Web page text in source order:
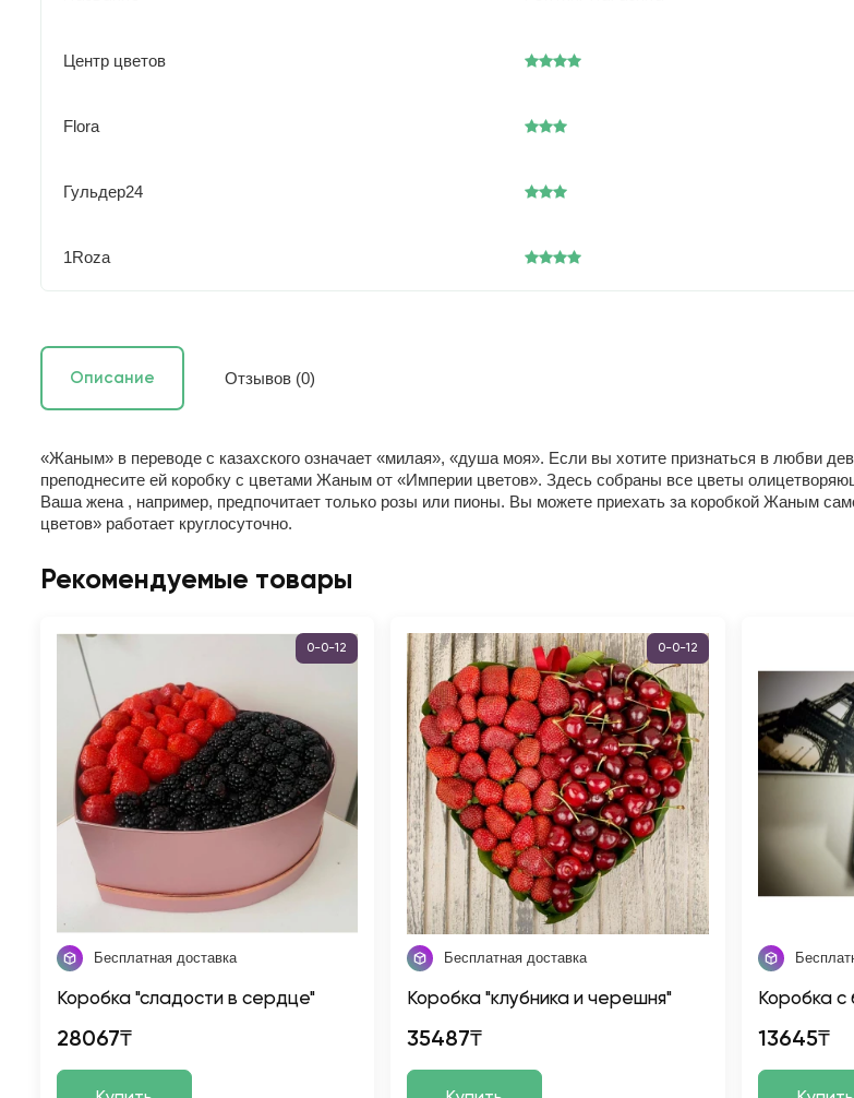
Центр цветов
Flora
Гульдер24
1Roza
Описание Отзывов (0)
«Жаным» в переводе с казахского означает «милая», «душа моя». Если вы хотите признаться в любви
преподнесите ей коробку с цветами Жаным от «Империи цветов». Здесь собраны все цветы
Ваша жена , например, предпочитает только розы или пионы. Вы можете приехать за коробкой Жаным
цветов» работает круглосуточно.
Рекомендуемые товары
0-0-12
Бесплатная доставка
Коробка "сладости в сердце"
28067₸
0-0-12
Бесплатная доставка
Коробка "клубника и черешня"
35487₸
Коробка с
13645₸